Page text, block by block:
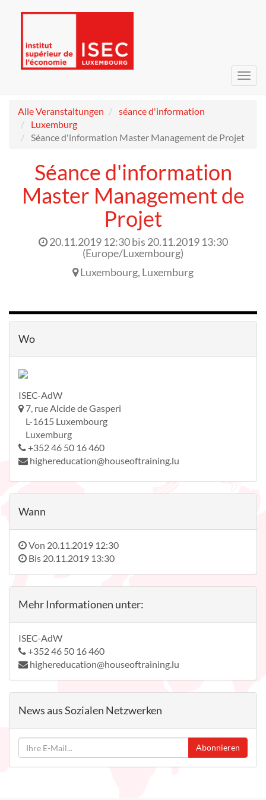
Alle Veranstaltungen
séance d'information
Luxemburg
Séance d'information Master Management de Projet
Séance d'information
Master Management de
Projet
20.11.2019 12:30bis 20.11.2019 13:30
(Europe/Luxembourg)
Luxembourg, Luxemburg
Wo
ISEC-AdW
7, rue Alcide de Gasperi
L-1615 Luxembourg
Luxemburg
+352 46 50 16 460
highereducation@houseoftraining.lu
Wann
Von 20.11.2019 12:30
Bis 20.11.2019 13:30
Mehr Informationen unter:
ISEC-AdW
+352 46 50 16 460
highereducation@houseoftraining.lu
News aus Sozialen Netzwerken
Abonnieren